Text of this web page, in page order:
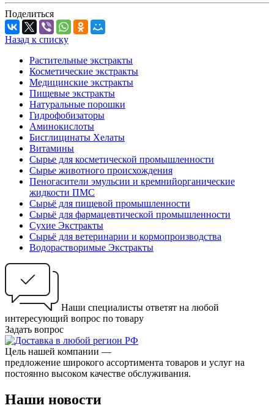
Поделиться
Назад к списку
Растительные экстракты
Косметические экстракты
Медицинские экстракты
Пищевые экстракты
Натуральные порошки
Гидрофобизаторы
Аминокислоты
Бисглицинаты Хелаты
Витамины
Сырье для косметической промышленности
Сырье животного происхождения
Пеногасители эмульсии и кремнийорганические
жидкости ПМС
Сырьё для пищевой промышленности
Сырьё для фармацевтической промышленности
Сухие Экстракты
Сырьё для ветеринарии и кормопроизводства
Водорастворимые Экстракты
Наши специалисты ответят на любой
интересующий вопрос по товару
Задать вопрос
Цель нашей компании —
предложение широкого ассортимента товаров и услуг на
постоянно высоком качестве обслуживания.
Наши новости